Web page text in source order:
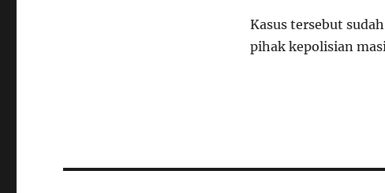
Kasus tersebut
pihak kepolisian